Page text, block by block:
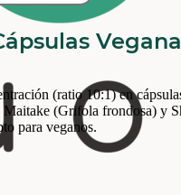
(ratio 10:1) en
(Grifola frondosa) y
para veganos.